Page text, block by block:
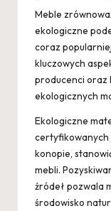
Meble
ekologiczne
coraz
kluczowych
producenci oraz
ekologicznych
Ekologiczne
certyfikowanych
konopie,
mebli.
źródeł pozwala
środowisko